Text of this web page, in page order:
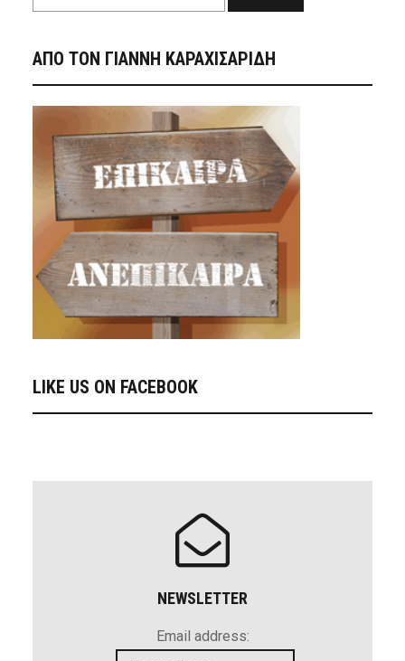
ΑΠΟ ΤΟΝ ΓΙΑΝΝΗ ΚΑΡΑΧΙΣΑΡΙΔΗ
LIKE US ON FACEBOOK
NEWSLETTER
Email address: